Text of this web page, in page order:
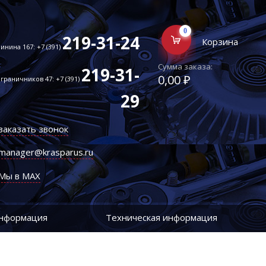
167: +7 (391)219-31-24
47: +7 (391)219-31-
29
звонок
в MAX
0
Корзина
Сумма заказа:
0,00 ₽
Техническая информация